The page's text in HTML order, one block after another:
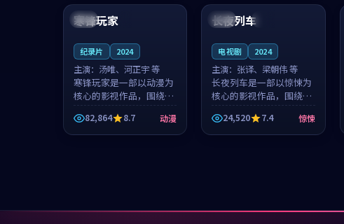
中国
寒锋玩家
纪录片 2024
主演： 汤唯、河正宇 等
寒锋玩家是一部以动漫为
核心的影视作品，围绕危
机、反转与人物成长展
开，整体节奏紧凑，值得
推荐观看。
82,864 8.7 动漫
日本
长夜列车
电视剧 2024
主演： 张译、梁朝伟 等
长夜列车是一部以惊悚为
核心的影视作品，围绕危
机、反转与人物成长展
开，整体节奏紧凑，值得
推荐观看。
24,520 7.4 惊悚